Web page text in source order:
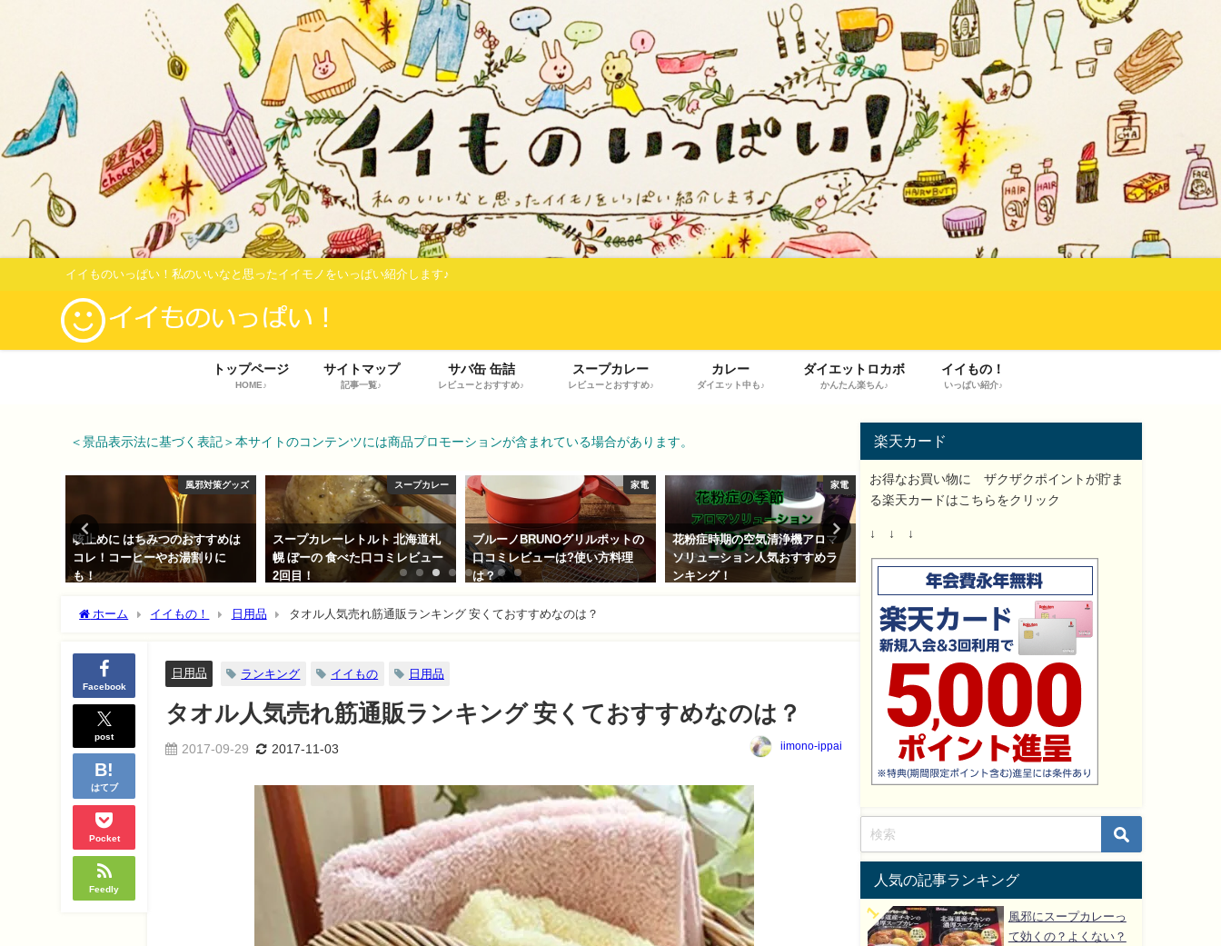
イイものいっぱい！私のいいなと思ったイイモノをいっぱい紹介します♪
トップページ
HOME♪
サイトマップ
記事一覧♪
サバ缶 缶詰
レビューとおすすめ♪
スープカレー
レビューとおすすめ♪
カレー
ダイエット中も♪
ダイエットロカボ
かんたん楽ちん♪
イイもの！
いっぱい紹介♪
＜景品表示法に基づく表記＞本サイトのコンテンツには商品プロモーションが含まれている場合があります。
風邪対策グッズ
咳止めに はちみつのおすすめは
コレ！コーヒーやお湯割りに
も！
スープカレー
スープカレーレトルト 北海道札
幌 ぼーの 食べた口コミレビュー
2回目！
家電
ブルーノBRUNOグリルポットの
口コミレビューは?使い方料理
は？
家電
花粉症時期の空気清浄機アロマ
ソリューション人気おすすめラ
ンキング！
イベント
クリスマスイルミネーション自
宅におすすめモチーフライト ラ
ンキング♪
すすめ簡単で人気はコレ!口
2017-12-13
ホーム イイもの！ 日用品 タオル人気売れ筋通販ランキング 安くておすすめなのは？
Facebook
post
はてブ
Pocket
Feedly
日用品 ランキング イイもの 日用品
タオル人気売れ筋通販ランキング 安くておすすめなのは？
2017-09-29 2017-11-03 iimono-ippai
楽天カード
お得なお買い物に ザクザクポイントが貯ま
る楽天カードはこちらをクリック
↓ ↓ ↓
人気の記事ランキング
風邪にスープカレーっ
て効くの？よくない？